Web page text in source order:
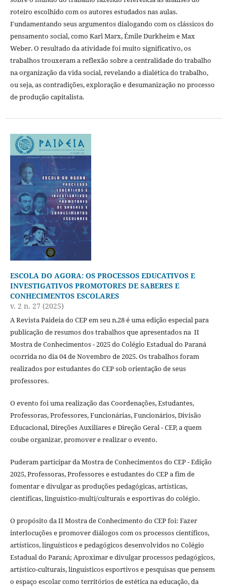
roteiro escolhido com os autores estudados nas aulas.
Fundamentando seus argumentos dialogando com os clássicos do
pensamento social, como Karl Marx, Émile Durkheim e Max
Weber. O resultado da atividade foi muito significativo, os
trabalhos trouxeram a reflexão sobre a centralidade do trabalho
na organização da vida social, revelando a dialética do trabalho,
ou seja, as contradições, exploração e desumanização no processo
de produção capitalista.
ESCOLA DO AGORA: OS PROCESSOS EDUCATIVOS E
INVESTIGATIVOS PROMOTORES DE SABERES E
CONHECIMENTOS ESCOLARES
v. 2 n. 27 (2025)
A Revista Paideia do CEP em seu n.28 é uma edição especial para
publicação de resumos dos trabalhos que apresentados na II
Mostra de Conhecimentos - 2025 do Colégio Estadual do Paraná
ocorrida no dia 04 de Novembro de 2025. Os trabalhos foram
realizados por estudantes do CEP sob orientação de seus
professores.
O evento foi uma realização das Coordenações, Estudantes,
Professoras, Professores, Funcionárias, Funcionários, Divisão
Educacional, Direções Auxiliares e Direção Geral - CEP, a quem
coube organizar, promover e realizar o evento.
Puderam participar da Mostra de Conhecimentos do CEP - Edição
2025, Professoras, Professores e estudantes do CEP a fim de
fomentar e divulgar as produções pedagógicas, artísticas,
científicas, linguístico-multi/culturais e esportivas do colégio.
O propósito da II Mostra de Conhecimento do CEP foi: Fazer
interlocuções e promover diálogos com os processos científicos,
artísticos, linguísticos e pedagógicos desenvolvidos no Colégio
Estadual do Paraná; Aproximar e divulgar processos pedagógicos,
artístico-culturais, linguísticos esportivos e pesquisas que pensem
o espaço escolar como territórios de estética na educação, da